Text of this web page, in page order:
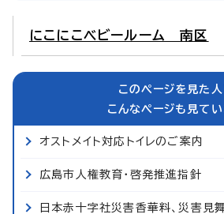
にこにこベビールーム 南区
このページを見た
こんなページも見てい
オストメイト対応トイレのご案内
広島市人権教育・啓発推進指針
日本赤十字社災害香華料、災害見